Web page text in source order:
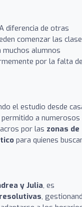
diferencia de otras
comenzar las
alumnos
por la falta de
el estudio desde
a numerosos
por las zonas de
para quienes
y Julia, es
,